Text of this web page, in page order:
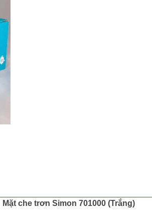
Mặt che trơn Simon 701000 (Trắng)